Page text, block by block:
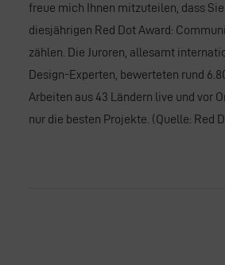
freue mich Ihnen mitzuteilen, dass
diesjährigen Red Dot Award:
zählen. Die Juroren, allesamt
Design-Experten, bewerteten rund
Arbeiten aus 43 Ländern live und vor
nur die besten Projekte. (Quelle: Red